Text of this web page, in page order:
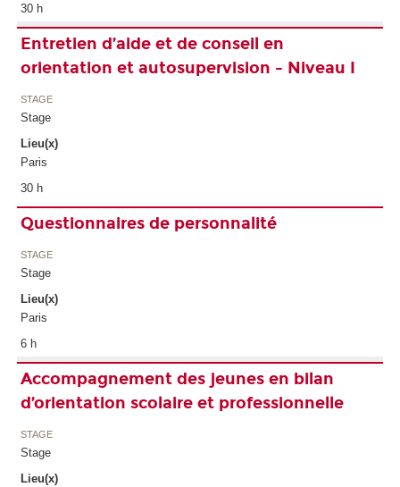
30 h
Entretien d’aide et de conseil en
orientation et autosupervision - Niveau I
STAGE
Stage
Lieu(x)
Paris
30 h
Questionnaires de personnalité
STAGE
Stage
Lieu(x)
Paris
6 h
Accompagnement des jeunes en bilan
d’orientation scolaire et professionnelle
STAGE
Stage
Lieu(x)